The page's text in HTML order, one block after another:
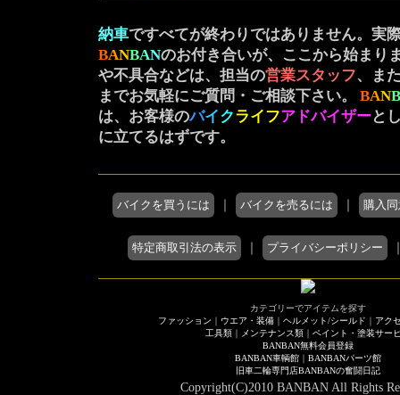
納車ですべてが終わりではありません。実
BANBANのお付き合いが、ここから始まり
や不具合などは、担当の営業スタッフ、ま
までお気軽にご質問・ご相談下さい。 BANB
は、お客様のバイクライフアドバイザーと
に立てるはずです。
バイクを買うには バイクを売るには 購入
特定商取引法の表示 プライバシーポリシー
カテゴリーでアイテムを探す
ファッション ｜ ウエア・装備｜ ヘルメット/シールド ｜ アク
工具類｜ メンテナンス類｜ ペイント・塗装サー
BANBAN無料会員登録
BANBAN車輌館｜ BANBANパーツ館
旧車二輪専門店BANBANの奮闘日記
Copyright(C)2010 BANBAN All Rights